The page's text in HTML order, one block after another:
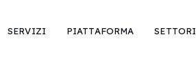
SERVIZI PIATTAFORMA SETTORI